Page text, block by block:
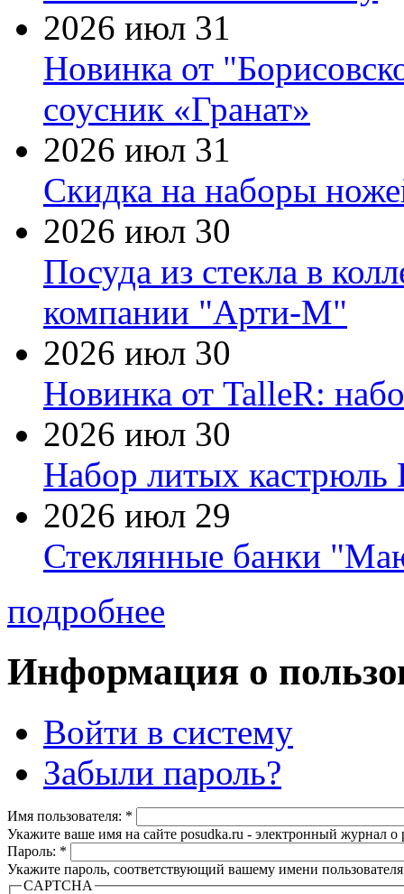
2026 июл 31
Новинка от
соусник «Гранат»
2026 июл 31
Скидка на наборы
2026 июл 30
Посуда из стекла в
компании "Арти-М"
2026 июл 30
Новинка от TalleR:
2026 июл 30
Набор литых кастрюль
2026 июл 29
Стеклянные банки
подробнее
Информация о
Войти в систему
Забыли пароль?
Имя пользователя: *
Укажите ваше имя на сайте posudka.ru - электронный журнал
Пароль: *
Укажите пароль, соответствующий вашему имени
CAPTCHA